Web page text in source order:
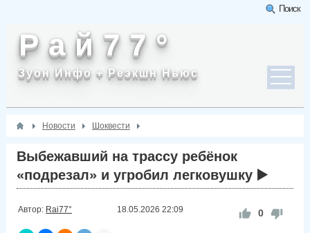
Поиск
Р а й 7 7 °
Зуон Инфо + Реэкшн Ньюс
Новости Шоквести
Выбежавший на трассу ребёнок
«подрезал» и угробил легковушку ▶️
Автор: Rai77° 18.05.2026 22:09 0